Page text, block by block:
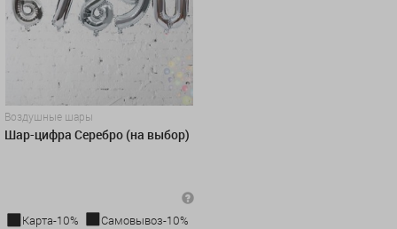
Воздушные шары
Шар-цифра Серебро (на выбор)
Карта-10%
Самовывоз-10%